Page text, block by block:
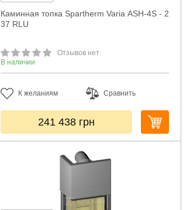
Каминная топка Spartherm Varia ASH-4S - 2
37 RLU
Отзывов нет
В наличии
К желаниям Сравнить
241 438 грн